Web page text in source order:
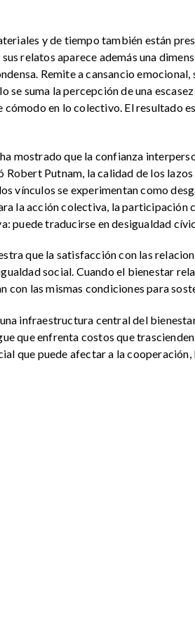
y de tiempo también están
relatos aparece además una
Remite a cansancio
se suma la percepción de una
cómodo en lo colectivo. El resultado
mostrado que la confianza
Robert Putnam, la calidad de los
vínculos se experimentan como
la acción colectiva, la participación
puede traducirse en desigualdad
que la satisfacción con las
social. Cuando el bienestar
con las mismas condiciones para
infraestructura central del
que enfrenta costos que
que puede afectar a la